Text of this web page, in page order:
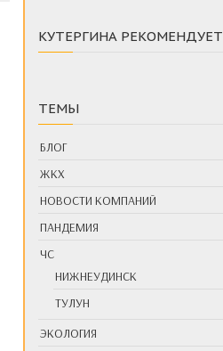
КУТЕРГИНА РЕКОМЕНДУЕТ
ТЕМЫ
БЛОГ
ЖКХ
НОВОСТИ КОМПАНИЙ
ПАНДЕМИЯ
ЧС
НИЖНЕУДИНСК
ТУЛУН
ЭКОЛОГИЯ